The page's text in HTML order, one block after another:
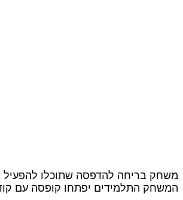
משחק בריחה להדפסה שתוכלו להפעיל
המשחק התלמידים יפתחו קופסה עם